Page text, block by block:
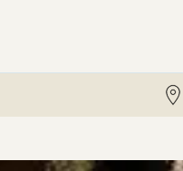
wohlfühlen, abschalten